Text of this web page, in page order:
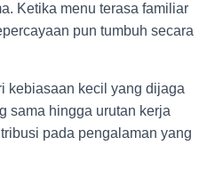
Ketika menu terasa familiar
pun tumbuh secara
kebiasaan kecil yang dijaga
sama hingga urutan kerja
pada pengalaman yang